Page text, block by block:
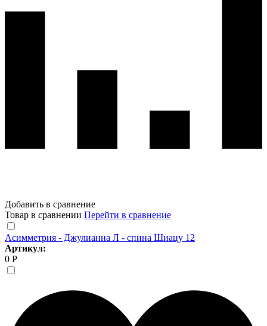
Добавить в сравнение
Товар в сравнении Перейти в сравнение
Асимметрия - Джулианна Л - спина Шиацу 12
Артикул:
0 Р